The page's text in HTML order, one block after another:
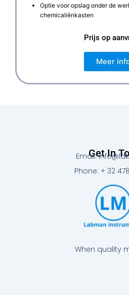
Optie voor opslag onder de
chemicaliënkasten
Prijs op
Meer
When quality
Get In
Email:
Phone: + 32